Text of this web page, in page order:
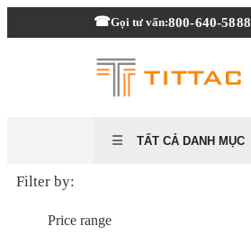
Gọi tư vấn:800-640-5888
TẤT CẢ DANH MỤC
Filter by:
Price range